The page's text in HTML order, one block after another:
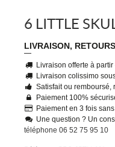
6 LITTLE
LIVRAISON,
Livraison offerte à
Livraison colissimo
Satisfait ou remboursé,
Paiement 100%
Paiement en 3 fois
Une question ? Un
téléphone 06 52 75 95 10